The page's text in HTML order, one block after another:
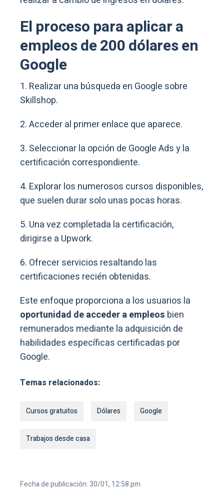
El proceso para aplicar a
empleos de 200 dólares en
Google
1. Realizar una búsqueda en Google sobre
Skillshop.
2. Acceder al primer enlace que aparece.
3. Seleccionar la opción de Google Ads y la
certificación correspondiente.
4. Explorar los numerosos cursos disponibles,
que suelen durar solo unas pocas horas.
5. Una vez completada la certificación,
dirigirse a Upwork.
6. Ofrecer servicios resaltando las
certificaciones recién obtenidas.
Este enfoque proporciona a los usuarios la
oportunidad de acceder a empleos bien
remunerados mediante la adquisición de
habilidades específicas certificadas por
Google.
Temas relacionados:
Cursos gratuitos Dólares Google
Trabajos desde casa
Fecha de publicación: 30/01, 12:58 pm